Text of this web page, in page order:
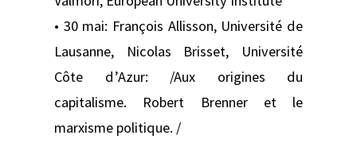
• 30 mai: François Allisson, Université de
Lausanne, Nicolas Brisset, Université
Côte d’Azur: /Aux origines du
capitalisme. Robert Brenner et le
marxisme politique. /